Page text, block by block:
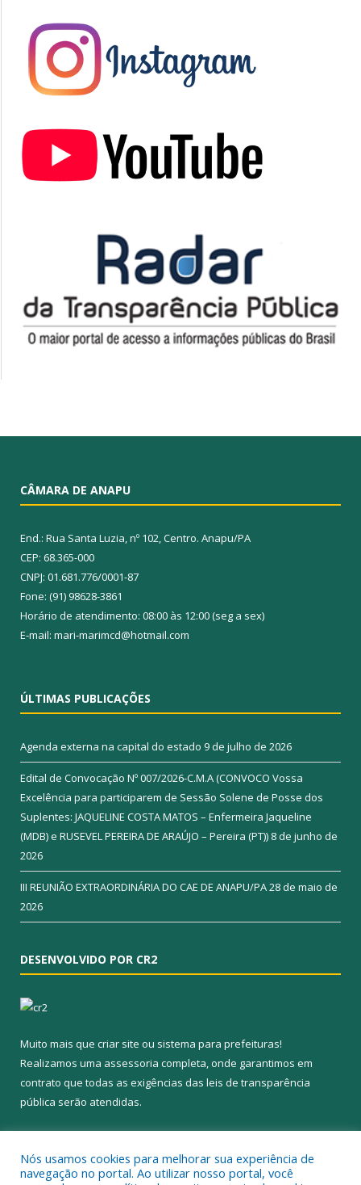
CÂMARA DE ANAPU
End.: Rua Santa Luzia, nº 102, Centro. Anapu/PA
CEP: 68.365-000
CNPJ: 01.681.776/0001-87
Fone: (91) 98628-3861
Horário de atendimento: 08:00 às 12:00 (seg a sex)
E-mail: mari-marimcd@hotmail.com
ÚLTIMAS PUBLICAÇÕES
Agenda externa na capital do estado 9 de julho de 2026
Edital de Convocação Nº 007/2026-C.M.A (CONVOCO Vossa
Excelência para participarem de Sessão Solene de Posse dos
Suplentes: JAQUELINE COSTA MATOS – Enfermeira Jaqueline
(MDB) e RUSEVEL PEREIRA DE ARAÚJO – Pereira (PT)) 8 de junho de
2026
III REUNIÃO EXTRAORDINÁRIA DO CAE DE ANAPU/PA28 de maio de
2026
DESENVOLVIDO POR CR2
Muito mais que criar site ou sistema para prefeituras!
Realizamos uma assessoria completa, onde garantimos em
contrato que todas as exigências das leis de transparência
pública serão atendidas.
Nós usamos cookies para melhorar sua experiência de
navegação no portal. Ao utilizar nosso portal, você